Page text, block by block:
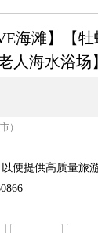
海滩】【
人海水浴
冰宫世界
同级 全程
）
便提供高质量旅